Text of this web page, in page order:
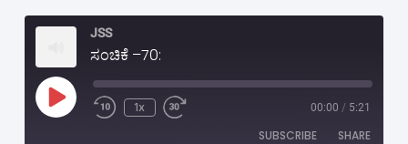
JSS
ಸಂಚಿಕೆ –70:
1x 00:00 / 5:21
SUBSCRIBE SHARE